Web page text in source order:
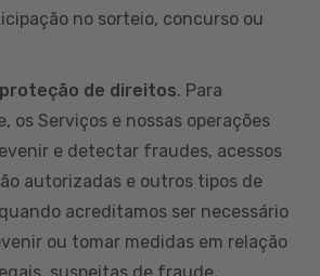
no sorteio, concurso ou
de direitos. Para
os Serviços e nossas operações
e detectar fraudes, acessos
autorizadas e outros tipos de
acreditamos ser necessário
ou tomar medidas em relação
suspeitas de fraude,